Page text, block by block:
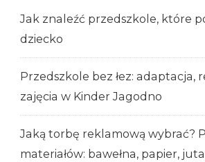
Jak znaleźć przedszkole, które
dziecko
Przedszkole bez łez: adaptacja,
zajęcia w Kinder Jagodno
Jaką torbę reklamową wybrać?
materiałów: bawełna, papier,